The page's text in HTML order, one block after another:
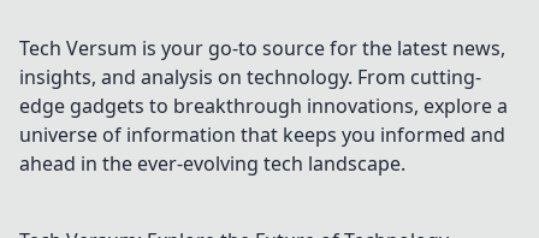
Werde zum
Meister und
übermanne deine
Gegner!
Tech Versum is your go-to source for the latest news,
insights, and analysis on technology. From cutting-
edge gadgets to breakthrough innovations, explore a
universe of information that keeps you informed and
ahead in the ever-evolving tech landscape.